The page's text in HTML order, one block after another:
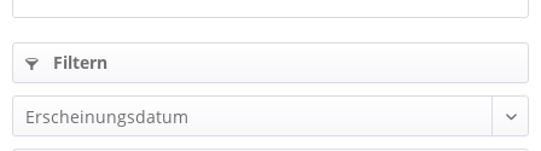
Filtern